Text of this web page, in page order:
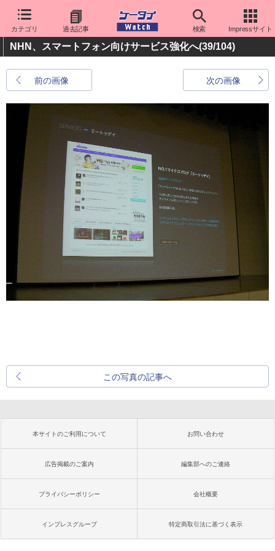
カテゴリ 過去記事 検索 Impressサイト
NHN、スマートフォン向けサービス強化へ(39/104)
前の画像 次の画像
この写真の記事へ
本サイトのご利用について お問い合わせ
広告掲載のご案内 編集部へのご連絡
プライバシーポリシー 会社概要
インプレスグループ 特定商取引法に基づく表示